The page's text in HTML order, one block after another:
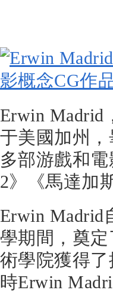
Erwin Madrid
于美國加州
多部游戲和
2》《馬達加
Erwin Madrid
學期間，奠
術學院獲得
時Erwin